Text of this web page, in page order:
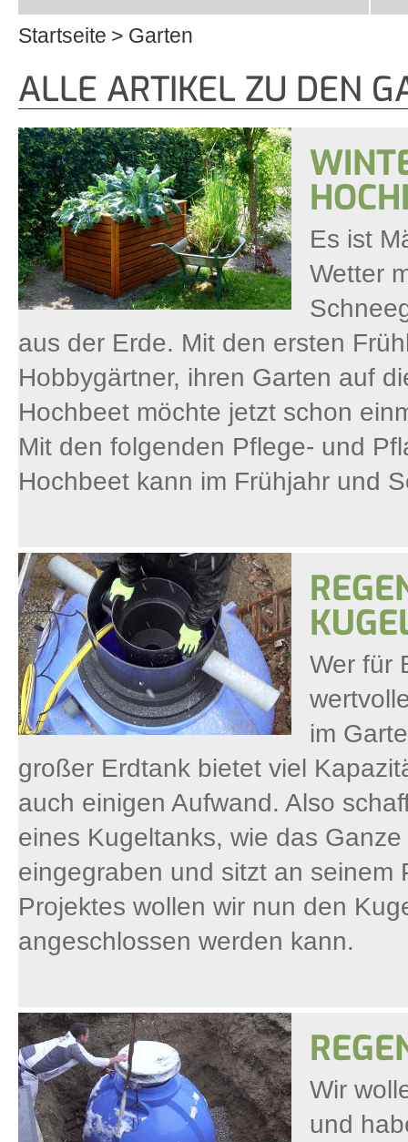
Startseite Garten
ALLE ARTIKEL ZU DEN
Es ist
Wetter
aus der Erde. Mit den ersten
Hobbygärtner, ihren Garten auf
Hochbeet möchte jetzt schon
Mit den folgenden Pflege- und
Hochbeet kann im Frühjahr und
Wer für
im
großer Erdtank bietet viel
auch einigen Aufwand. Also
eines Kugeltanks, wie das
eingegraben und sitzt an seinem
Projektes wollen wir nun den
angeschlossen werden kann.
Wir
und